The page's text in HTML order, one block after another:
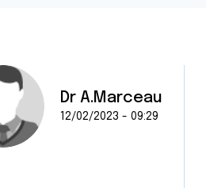
Dr A.Marceau
12/02/2023 - 09:29